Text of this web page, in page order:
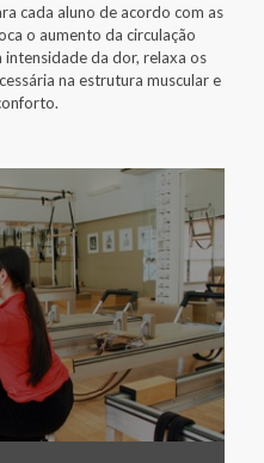
cada aluno de acordo com as
o aumento da circulação
intensidade da dor, relaxa os
na estrutura muscular e